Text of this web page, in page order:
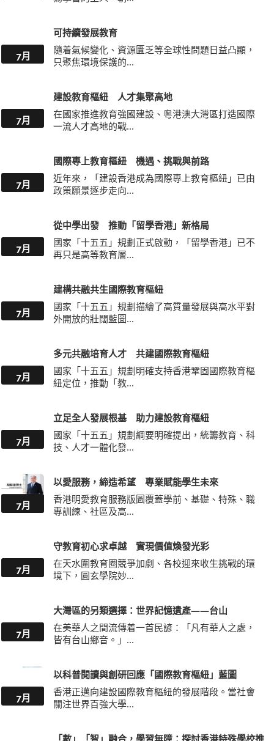
7月
可持續發展教育
隨着氣候變化、資源匱乏等全球性問題日益凸顯，
只聚焦環境保護的...
7月
建設教育樞紐 人才集聚高地
在國家推進教育強國建設、粵港澳大灣區打造國際
一流人才高地的戰...
7月
國際專上教育樞紐 機遇、挑戰與前路
近年來，「建設香港成為國際專上教育樞紐」已由
政策願景逐步走向...
7月
從中學出發 推動「留學香港」新格局
國家「十五五」規劃正式啟動，「留學香港」已不
再只是高等教育層...
7月
建構共融共生國際教育樞紐
國家「十五五」規劃描繪了高質量發展與高水平對
外開放的壯闊藍圖...
7月
多元共融培育人才 共建國際教育樞紐
國家「十五五」規劃明確支持香港鞏固國際教育樞
紐定位，推動「教...
7月
立足全人發展根基 助力建設教育樞紐
國家「十五五」規劃綱要明確提出，統籌教育、科
技、人才一體化發...
7月
以愛服務，締造希望 專業賦能學生未來
香港明愛教育服務版圖覆蓋學前、基礎、特殊、職
專訓練、社區及高...
7月
守教育初心求卓越 實現價值煥發光彩
在天水圍教育圈競爭加劇、各校迎來收生挑戰的環
境下，圓玄學院妙...
7月
大灣區的另類選擇：世界記憶遺產——台山
在美華人之間流傳着一首民諺：「凡有華人之處，
皆有台山鄉音。」...
7月
以科普閱讀與創研回應「國際教育樞紐」藍圖
香港正邁向建設國際教育樞紐的發展階段。當社會
關注世界百強大學...
「數」「智」融合，學習無障：探討香港特殊學校推